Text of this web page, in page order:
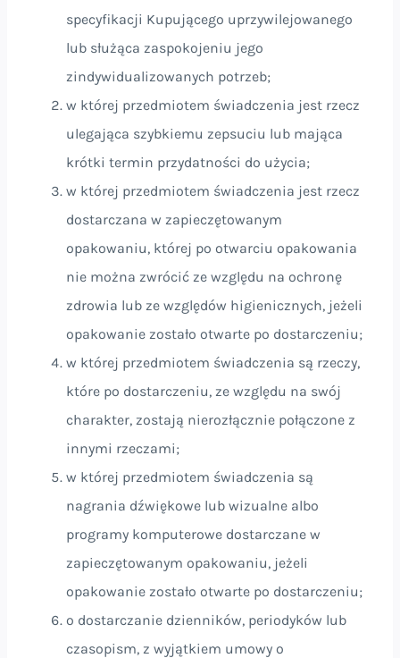
specyfikacji Kupującego uprzywilejowanego
lub służąca zaspokojeniu jego
zindywidualizowanych potrzeb;
w której przedmiotem świadczenia jest rzecz
ulegająca szybkiemu zepsuciu lub mająca
krótki termin przydatności do użycia;
w której przedmiotem świadczenia jest rzecz
dostarczana w zapieczętowanym
opakowaniu, której po otwarciu opakowania
nie można zwrócić ze względu na ochronę
zdrowia lub ze względów higienicznych, jeżeli
opakowanie zostało otwarte po dostarczeniu;
w której przedmiotem świadczenia są rzeczy,
które po dostarczeniu, ze względu na swój
charakter, zostają nierozłącznie połączone z
innymi rzeczami;
w której przedmiotem świadczenia są
nagrania dźwiękowe lub wizualne albo
programy komputerowe dostarczane w
zapieczętowanym opakowaniu, jeżeli
opakowanie zostało otwarte po dostarczeniu;
o dostarczanie dzienników, periodyków lub
czasopism, z wyjątkiem umowy o